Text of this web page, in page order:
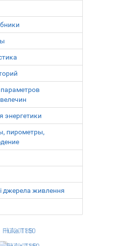
энергетики
пирометры,
джерела живлення
HT2018B